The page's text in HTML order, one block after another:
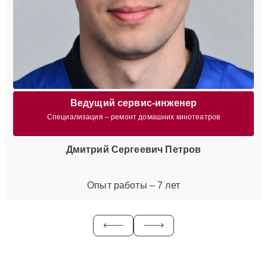
Ведущий сервис-инженер
Специализация – ремонт домашних кинотеатров
Дмитрий Сергеевич Петров
Опыт работы – 7 лет